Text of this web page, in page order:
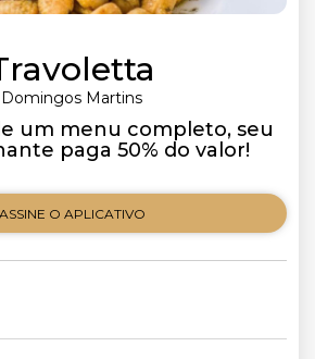
Domingos Martins
um menu completo, seu
paga 50% do valor!
ASSINE O APLICATIVO